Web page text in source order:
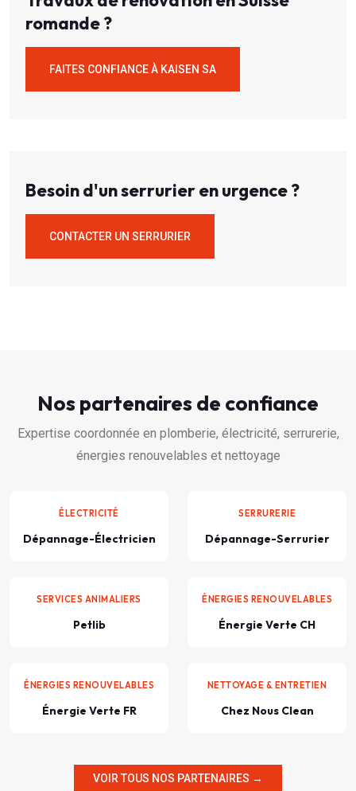
romande ?
FAITES CONFIANCE À KAISEN SA
Besoin d'un serrurier en urgence ?
CONTACTER UN SERRURIER
Nos partenaires de confiance
Expertise coordonnée en plomberie, électricité, serrurerie,
énergies renouvelables et nettoyage
ÉLECTRICITÉ
Dépannage-Électricien
SERRURERIE
Dépannage-Serrurier
SERVICES ANIMALIERS
Petlib
ÉNERGIES RENOUVELABLES
Énergie Verte CH
ÉNERGIES RENOUVELABLES
Énergie Verte FR
NETTOYAGE & ENTRETIEN
Chez Nous Clean
VOIR TOUS NOS PARTENAIRES →